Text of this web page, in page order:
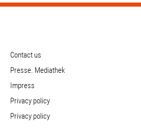
Contact us
Presse. Mediathek
Impress
Privacy policy
Privacy policy